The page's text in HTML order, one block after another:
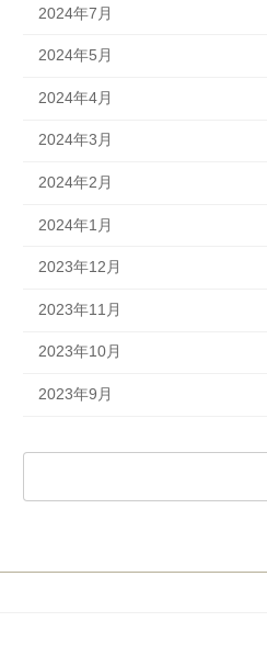
2024年7月
2024年5月
2024年4月
2024年3月
2024年2月
2024年1月
2023年12月
2023年11月
2023年10月
2023年9月